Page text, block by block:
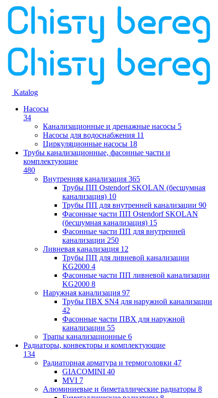
Katalog
Насосы
34
Канализационные и дренажные насосы 5
Насосы для водоснабжения 11
Циркуляционные насосы 18
Трубы канализационные, фасонные части и
комплектующие
480
Внутренняя канализация 365
Трубы ПП Ostendorf SKOLAN (бесшумная
канализация) 10
Трубы ПП для внутренней канализации 90
Фасонные части ПП Ostendorf SKOLAN
(бесшумная канализация) 15
Фасонные части ПП для внутренней
канализации 250
Ливневая канализация 12
Трубы ПП для ливневой канализации
KG2000 4
Фасонные части ПП ливневой канализации
KG2000 8
Наружная канализация 97
Трубы ПВХ SN4 для наружной канализации
42
Фасонные части ПВХ для наружной
канализации 55
Трапы канализационные 6
Радиаторы, конвекторы и комплектующие
134
Радиаторная арматура и термоголовки 47
GIACOMINI 40
MVI 7
Алюминиевые и биметаллические радиаторы 8